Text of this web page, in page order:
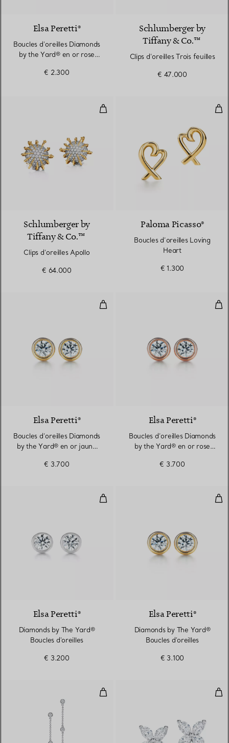
Elsa Peretti®
Boucles d’oreilles Diamonds
by the Yard® en or rose
€ 2.300
Schlumberger by
Tiffany & Co.™
Clips d’oreilles Trois feuilles
€ 47.000
Clips d’oreilles Apollo
Schlumberger by
Tiffany & Co.™
Clips d’oreilles Apollo
€ 64.000
Paloma Picasso®
Boucles d’oreilles Loving
Heart
€ 1.300
Boucles d’oreilles Diamonds by
Elsa Peretti®
Boucles d’oreilles Diamonds
by the Yard® en or jaune
€ 3.700
Elsa Peretti®
Boucles d’oreilles Diamonds
by the Yard® en or rose
€ 3.700
Diamonds by The Yard®
Elsa Peretti®
Diamonds by The Yard®
Boucles d'oreilles
€ 3.200
Elsa Peretti®
Diamonds by The Yard®
Boucles d'oreilles
€ 3.100
Pendants d’oreilles Diamonds